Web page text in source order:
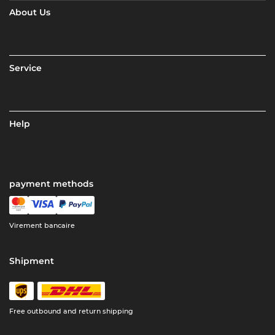
About Us
Service
Help
payment methods
Virement bancaire
Shipment
Free outbound and return shipping